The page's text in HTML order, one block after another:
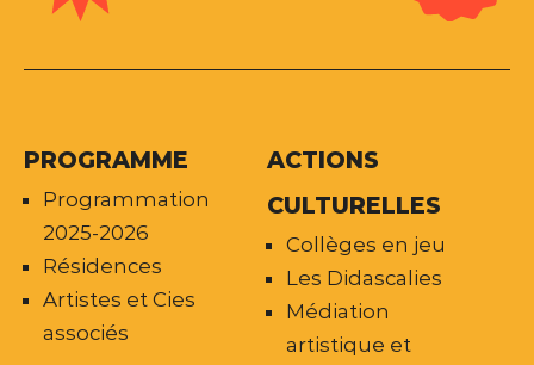
PROGRAMME
Programmation
2025-2026
Résidences
Artistes et Cies
associés
ACTIONS
CULTURELLES
Collèges en jeu
Les Didascalies
Médiation
artistique et